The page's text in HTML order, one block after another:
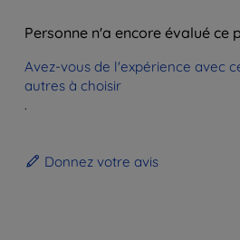
Personne n'a encore évalué ce
Avez-vous de l'expérience avec
autres à choisir
.
Donnez votre avis